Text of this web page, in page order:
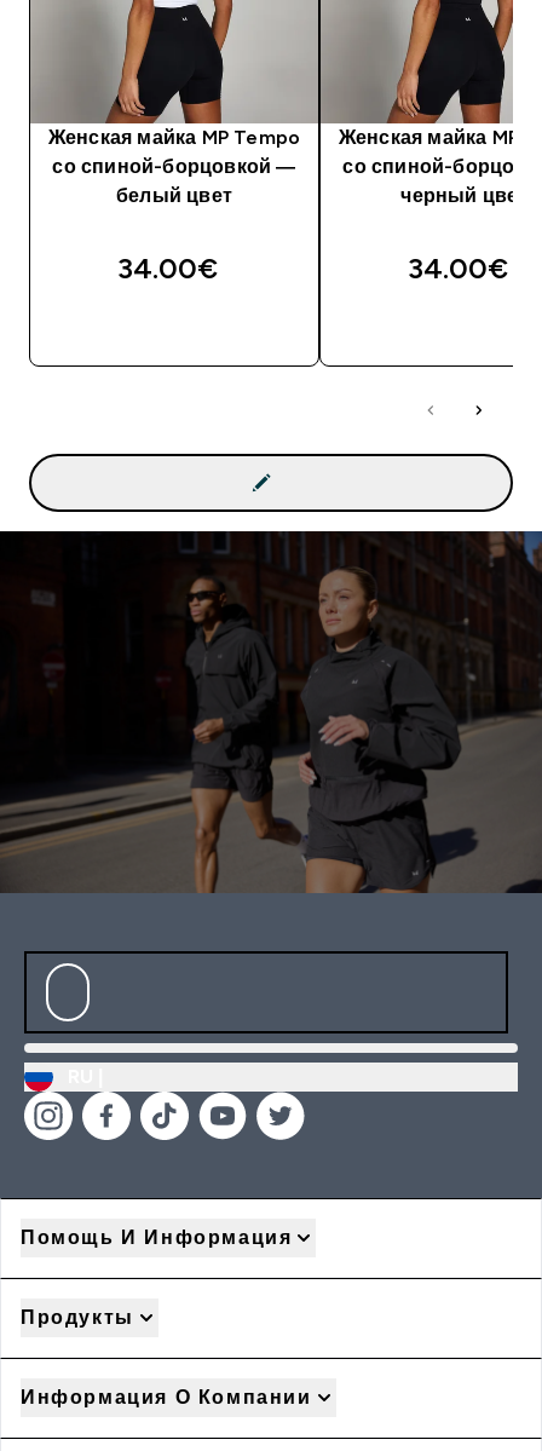
Женская майка MP Tempo
со спиной-борцовкой ―
белый цвет
34.00€‎
Женская майка MP
со спиной-
черный цвет
34.00€‎
Помощь И Информация
Продукты
Информация О Компании